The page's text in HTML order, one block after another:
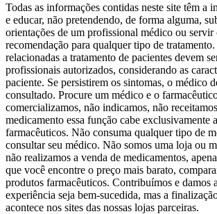
Todas as informações contidas neste site têm a
e educar, não pretendendo, de forma alguma,
orientações de um profissional médico ou servir
recomendação para qualquer tipo de
relacionadas a tratamento de pacientes devem
profissionais autorizados, considerando as
paciente. Se persistirem os sintomas, o médico
consultado. Procure um médico e o
comercializamos, não indicamos, não
medicamento essa função cabe exclusivamente
farmacêuticos. Não consuma qualquer tipo de
consultar seu médico. Não somos uma loja ou
não realizamos a venda de medicamentos,
que você encontre o preço mais barato,
produtos farmacêuticos. Contribuímos e damos
experiência seja bem-sucedida, mas a
acontece nos sites das nossas lojas parceiras.